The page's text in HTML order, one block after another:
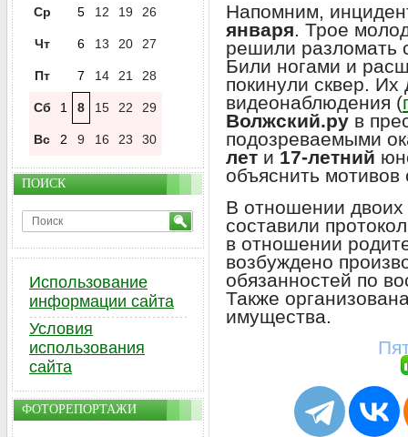
Напомним,
января. Трое
решили разломать
Били ногами и
покинули сквер. Их
видеонаблюдения (
Волжский.ру в
подозреваемыми
лет и 17-летний
объяснить мотивов
В отношении
составили
в отношении
возбуждено
обязанностей по
Также
имущества.
Ср 5 12 19 26
Чт 6 13 20 27
Пт 7 14 21 28
Сб 1 8 15 22 29
Вс 2 9 16 23 30
ПОИСК
Использование
информации сайта
Условия
использования
сайта
ФОТОРЕПОРТАЖИ